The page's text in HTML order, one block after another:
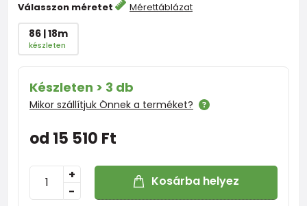
Válasszon méretet Mérettáblázat
86 | 18m
készleten
Készleten > 3 db
Mikor szállítjuk Önnek a terméket?
od 15 510 Ft
-
+ Kosárba helyez